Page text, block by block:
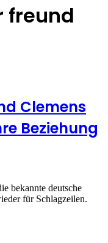
freund
Clemens
Beziehung
bekannte deutsche
für Schlagzeilen.